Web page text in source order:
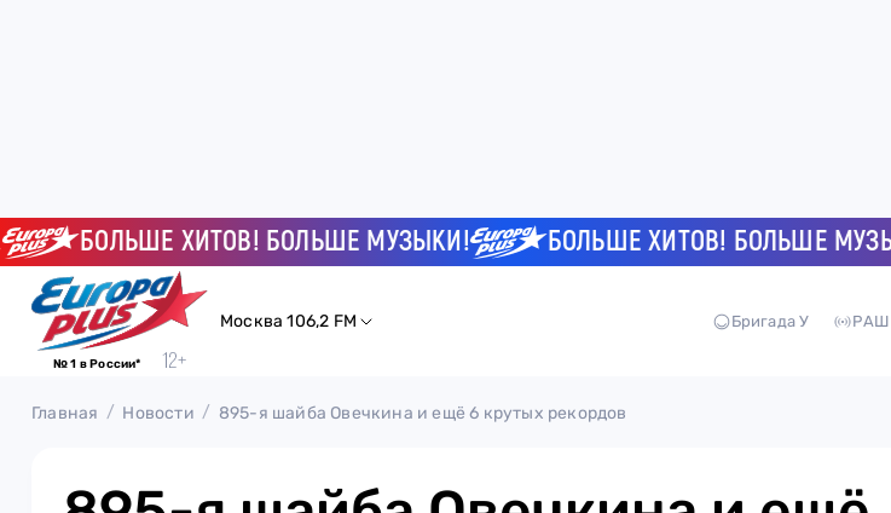
БОЛЬШЕ ХИТОВ! БОЛЬШЕ МУЗЫКИ! БОЛЬШЕ ХИТОВ! БОЛЬШЕ МУЗЫКИ!
№ 1 в России*
Москва 106,2 FM Бригада У РАШ
Главная Новости 895-я шайба Овечкина и ещё 6 крутых рекордов